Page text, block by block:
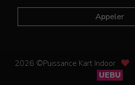
Appeler
2026 ©Puissance Kart Indoor
UEBU